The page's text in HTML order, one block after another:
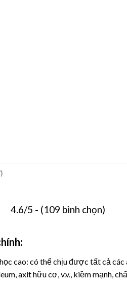
4.6/5 - (109 bình chọn)
cao: có thể chịu được tất cả
axit hữu cơ, v.v., kiềm mạnh,